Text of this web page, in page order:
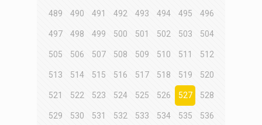
489 490 491 492 493 494 495 496
497 498 499 500 501 502 503 504
505 506 507 508 509 510 511 512
513 514 515 516 517 518 519 520
521 522 523 524 525 526 527 528
529 530 531 532 533 534 535 536